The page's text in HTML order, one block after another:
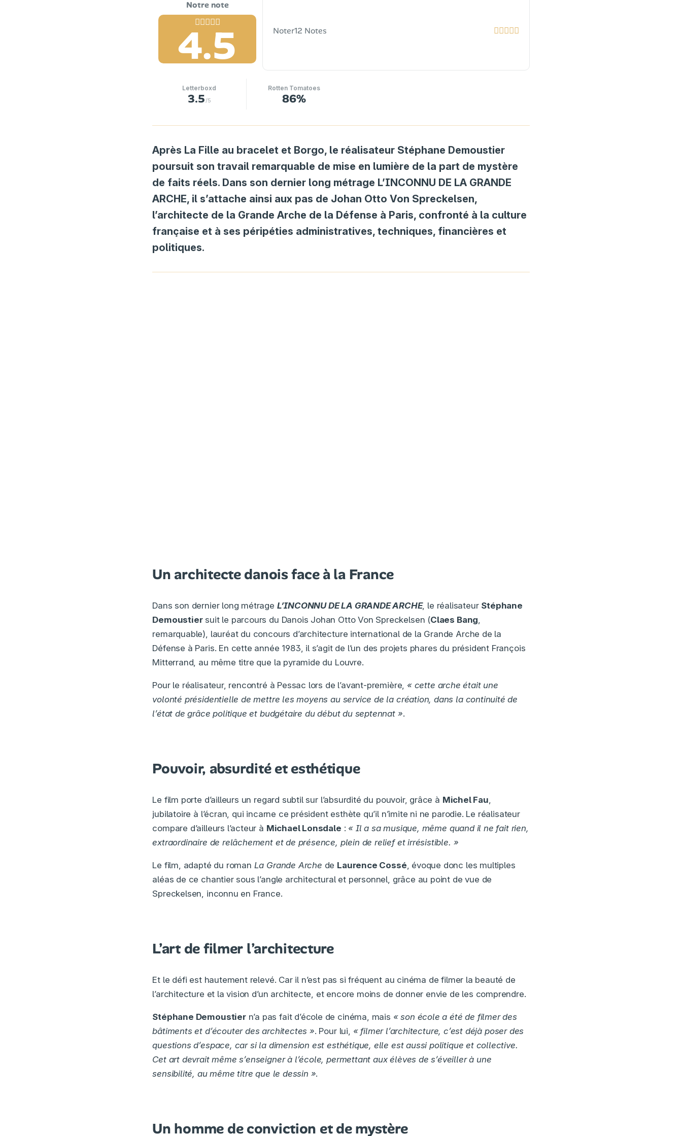
Letterboxd
3.5/5
Rotten Tomatoes
86%
Noter12 Notes
4.5
Après La Fille au bracelet et Borgo, le réalisateur Stéphane Demoustier
poursuit son travail remarquable de mise en lumière de la part de mystère
de faits réels. Dans son dernier long métrage L’INCONNU DE LA GRANDE
ARCHE, il s’attache ainsi aux pas de Johan Otto Von Spreckelsen,
l’architecte de la Grande Arche de la Défense à Paris, confronté à la culture
française et à ses péripéties administratives, techniques, financières et
politiques.
Un architecte danois face à la France
Dans son dernier long métrage L’INCONNU DE LA GRANDE ARCHE, le réalisateur Stéphane
Demoustiersuit le parcours du Danois Johan Otto Von Spreckelsen (Claes Bang,
remarquable), lauréat du concours d’architecture international de la Grande Arche de la
Défense à Paris. En cette année 1983, il s’agit de l’un des projets phares du président François
Mitterrand, au même titre que la pyramide du Louvre.
Pour le réalisateur, rencontré à Pessac lors de l’avant-première, « cette arche était une
volonté présidentielle de mettre les moyens au service de la création, dans la continuité de
l’état de grâce politique et budgétaire du début du septennat ».
Pouvoir, absurdité et esthétique
Le film porte d’ailleurs un regard subtil sur l’absurdité du pouvoir, grâce à Michel Fau,
jubilatoire à l’écran, qui incarne ce président esthète qu’il n’imite ni ne parodie. Le réalisateur
compare d’ailleurs l’acteur à Michael Lonsdale : « Il a sa musique, même quand il ne fait rien,
extraordinaire de relâchement et de présence, plein de relief et irrésistible. »
Le film, adapté du roman La Grande Arche de Laurence Cossé, évoque donc les multiples
aléas de ce chantier sous l’angle architectural et personnel, grâce au point de vue de
Spreckelsen, inconnu en France.
L’art de filmer l’architecture
Et le défi est hautement relevé. Car il n’est pas si fréquent au cinéma de filmer la beauté de
l’architecture et la vision d’un architecte, et encore moins de donner envie de les comprendre.
Stéphane Demoustiern’a pas fait d’école de cinéma, mais « son école a été de filmer des
bâtiments et d’écouter des architectes ». Pour lui, « filmer l’architecture, c’est déjà poser des
questions d’espace, car si la dimension est esthétique, elle est aussi politique et collective.
Cet art devrait même s’enseigner à l’école, permettant aux élèves de s’éveiller à une
sensibilité, au même titre que le dessin ».
Un homme de conviction et de mystère